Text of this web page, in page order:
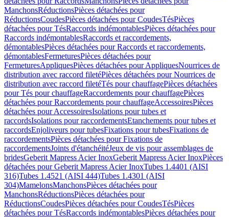
ManchonsRéductionsPièces détachées pour
RéductionsCoudesPièces détachées pour CoudesTésPièces
détachées pour TésRaccords indémontablesPièces détachées pour
Raccords indémontablesRaccords et raccordements,
démontablesPièces détachées pour Raccords et raccordements,
démontablesFermeturesPièces détachées pour
FermeturesAppliquesPièces détachées pour AppliquesNourrices de
distribution avec raccord filetéPièces détachées pour Nourrices de
distribution avec raccord filetéTés pour chauffagePièces détachées
pour Tés pour chauffageRaccordements pour chauffagePièces
détachées pour Raccordements pour chauffageAccessoiresPièces
détachées pour AccessoiresIsolations pour tubes et
raccordsIsolations pour raccordementsEtanchements pour tubes et
raccordsEnjoliveurs pour tubesFixations pour tubesFixations de
raccordementsPièces détachées pour Fixations de
raccordementsJoints d'étanchéitéJeux de vis pour assemblages de
bridesGeberit Mapress Acier InoxGeberit Mapress Acier InoxPièces
détachées pour Geberit Mapress Acier InoxTubes 1.4401 (AISI
316)Tubes 1.4521 (AISI 444)Tubes 1.4301 (AISI
304)MamelonsManchonsPièces détachées pour
ManchonsRéductionsPièces détachées pour
RéductionsCoudesPièces détachées pour CoudesTésPièces
détachées pour TésRaccords indémontablesPièces détachées pour